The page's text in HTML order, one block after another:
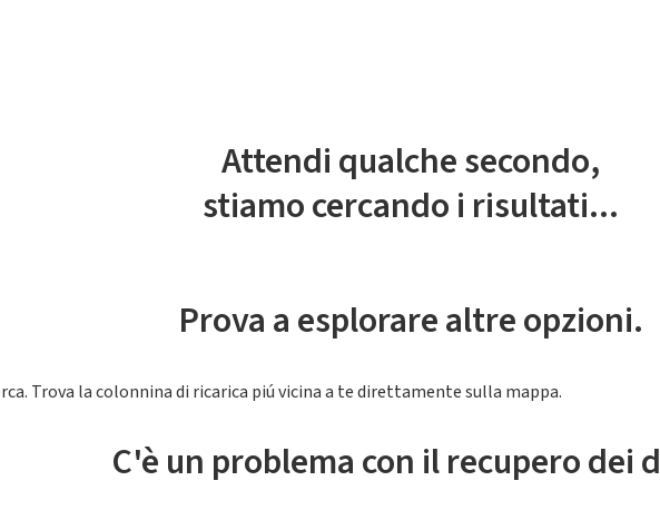
Attendi qualche secondo,
stiamo cercando i risultati...
Prova a esplorare altre opzioni.
Trova la colonnina di ricarica piú vicina a te direttamente sulla mappa.
C'è un problema con il recupero dei